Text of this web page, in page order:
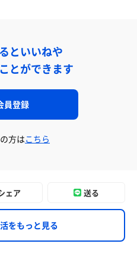
といいねや
とができます
員登録
方はこちら
ェア 送る
をもっと見る